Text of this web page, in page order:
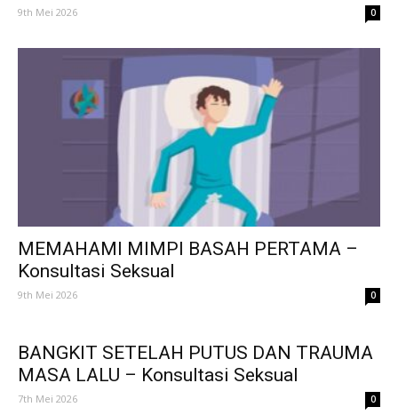
9th Mei 2026 0
MEMAHAMI MIMPI BASAH PERTAMA –
Konsultasi Seksual
9th Mei 2026 0
BANGKIT SETELAH PUTUS DAN TRAUMA
MASA LALU – Konsultasi Seksual
7th Mei 2026 0